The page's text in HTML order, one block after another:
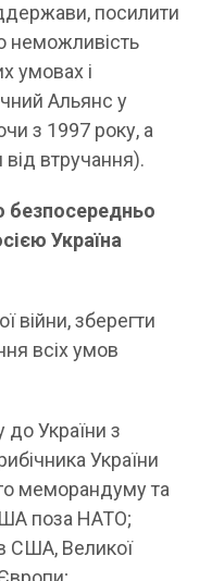
посилити
неможливість
умовах і
Альянс у
з 1997 року, а
від втручання).
безпосередньо
Україна
війни, зберегти
всіх умов
до України з
України
меморандуму та
поза НАТО;
США, Великої